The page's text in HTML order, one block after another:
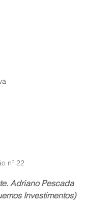
nº 22
Adriano Pescada
Investimentos)